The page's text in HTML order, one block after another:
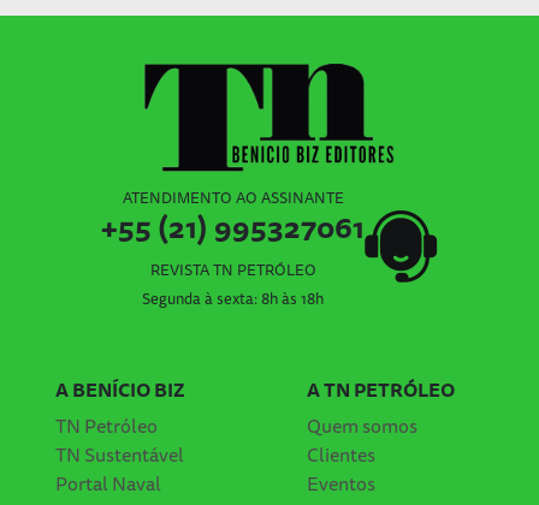
ATENDIMENTO AO ASSINANTE
+55 (21) 995327061
REVISTA TN PETRÓLEO
Segunda à sexta: 8h às 18h
A BENÍCIO BIZ
TN Petróleo
TN Sustentável
Portal Naval
A TN PETRÓLEO
Quem somos
Clientes
Eventos